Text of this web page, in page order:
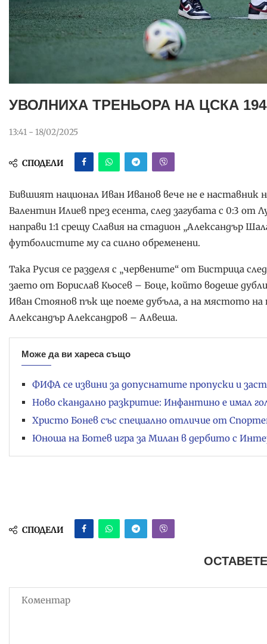
УВОЛНИХА ТРЕНЬОРА НА ЦСКА
13:41 - 18/02/2025
СПОДЕЛИ
Бившият национал Иван Иванов вече не е наставник
Валентин Илиев през есента, след загубата с 0:3 от
направи 1:1 срещу Славия на стадион „Александър
футболистите му са силно обременени.
Така Русия се разделя с „червените“ от Бистрица
заето от Борислав Кьосев – Боце, който водеше
Иван Стоянов пък ще поеме дубъла, а на мястото на
Александър Александров – Алвеша.
Може да ви хареса също
ФИФА се извини за допуснатите пропуски и
Ново скандално разкритие: Инфантино е имал
Христо Бонев със специално отличие от
Юноша на Ботев игра за Милан в дербито с
СПОДЕЛИ